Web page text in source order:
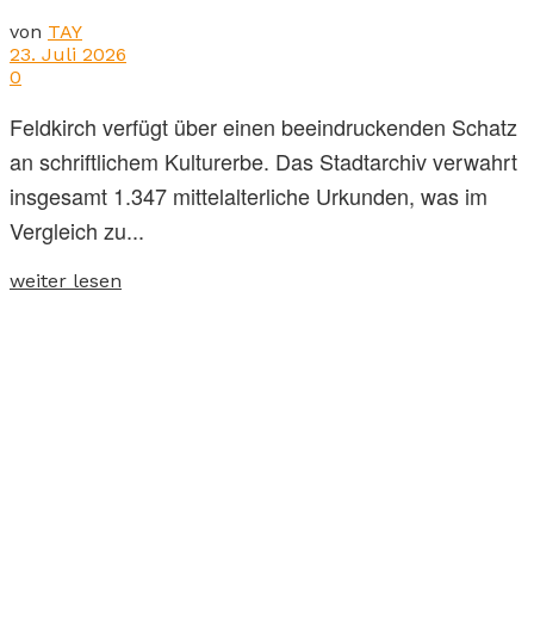
von TAY
23. Juli 2026
0
Feldkirch verfügt über einen beeindruckenden Schatz
an schriftlichem Kulturerbe. Das Stadtarchiv verwahrt
insgesamt 1.347 mittelalterliche Urkunden, was im
Vergleich zu...
weiter lesen